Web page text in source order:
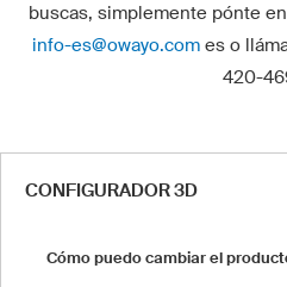
buscas, simplemente pónte
info-es@owayo.comes o
420-
CONFIGURADOR 3D
Cómo puedo cambiar el